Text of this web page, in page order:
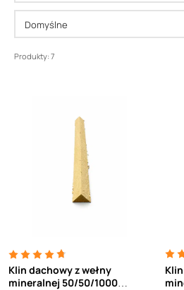
Produkty: 7
Klin dachowy z wełny
mineralnej 50/50/1000